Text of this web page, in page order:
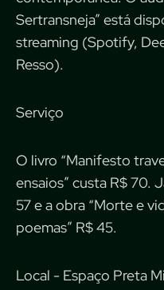
Sertransneja” está
streaming (Spotify,
Resso).
Serviço
O livro “Manifesto
ensaios” custa R$ 70.
57 e a obra “Morte e
poemas” R$ 45.
Local - Espaço Preta